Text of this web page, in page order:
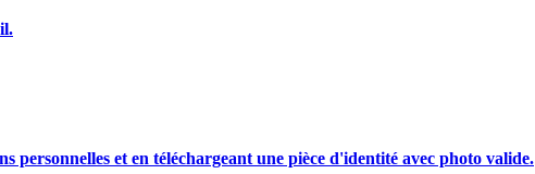
personnelles et en téléchargeant une pièce d'identité avec photo valide.